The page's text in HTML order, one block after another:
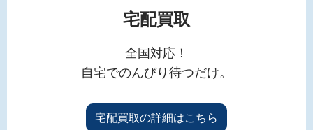
宅配買取
全国対応！
自宅でのんびり待つだけ。
宅配買取の詳細はこちら